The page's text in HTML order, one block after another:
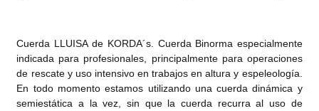
Cuerda LLUISA de KORDA´s. Cuerda Binorma especialmente
indicada para profesionales, principalmente para operaciones
de rescate y uso intensivo en trabajos en altura y espeleología.
En todo momento estamos utilizando una cuerda dinámica y
semiestática a la vez, sin que la cuerda recurra al uso de